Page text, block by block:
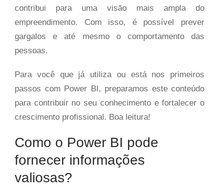
contribui para uma visão mais ampla do
empreendimento. Com isso, é possível prever
gargalos e até mesmo o comportamento das
pessoas.
Para você que já utiliza ou está nos primeiros
passos com Power BI, preparamos este conteúdo
para contribuir no seu conhecimento e fortalecer o
crescimento profissional. Boa leitura!
Como o Power BI pode
fornecer informações
valiosas?